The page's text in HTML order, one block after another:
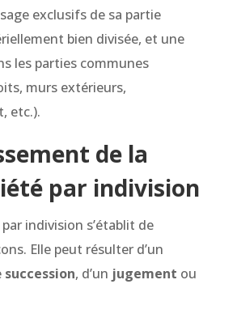
exclusifs de sa partie
bien divisée, et une
les parties communes
murs extérieurs,
etc.).
de la
par indivision
indivision s’établit de
Elle peut résulter d’un
succession, d’un jugement ou